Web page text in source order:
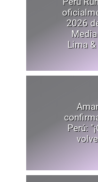
2026
Lima
Perú: